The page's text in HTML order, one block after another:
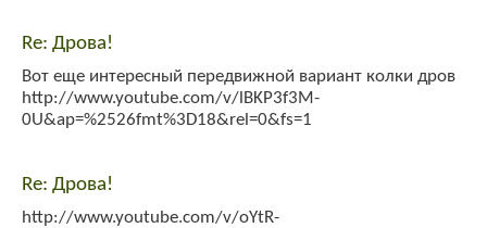
Re: Дрова!
Вот еще интересный передвижной вариант колки дров
http://www.youtube.com/v/lBKP3f3M-
0U&ap=%2526fmt%3D18&rel=0&fs=1
Re: Дрова!
http://www.youtube.com/v/oYtR-